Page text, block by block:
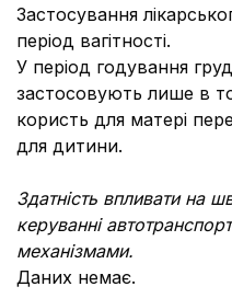
Застосування
період вагітності.
У період годування
застосовують лише в
користь для матері
для дитини.
Здатність впливати на
керуванні
механізмами.
Даних немає.